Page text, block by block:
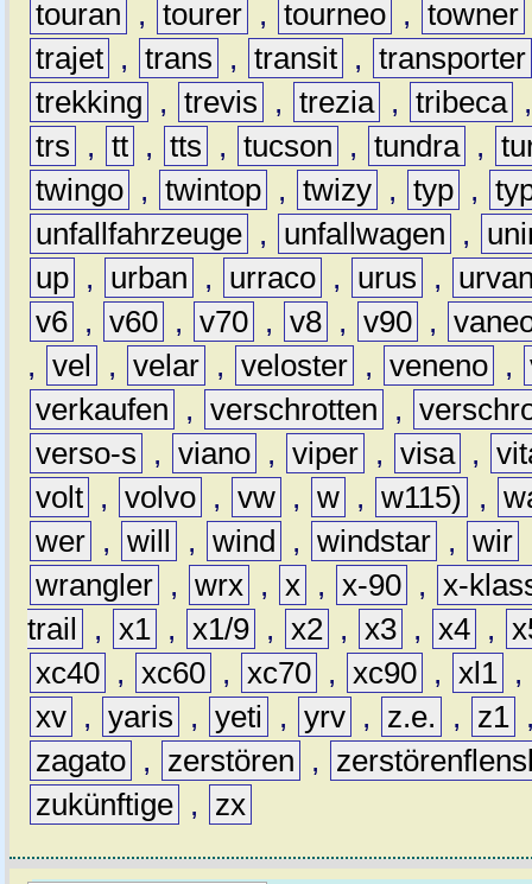
touran , tourer , tourneo , towner
trajet , trans , transit , transporter
trekking
, trevis , trezia , tribeca
trs
, tt , tts , tucson , tundra ,
twingo , twintop , twizy , typ ,
unfallfahrzeuge , unfallwagen ,
up , urban , urraco , urus ,
v6 , v60 , v70 , v8 , v90 ,
, vel , velar , veloster , veneno ,
verkaufen
, verschrotten ,
verso-s
, viano , viper , visa ,
volt , volvo , vw , w , w115) ,
wer , will , wind , windstar , wir
wrangler , wrx , x , x-90 , x-
trail
, x1 , x1/9 , x2 , x3 , x4 ,
xc40 , xc60 , xc70 , xc90 , xl1 ,
xv , yaris , yeti , yrv , z.e. , z1
zagato , zerstören ,
zukünftige , zx